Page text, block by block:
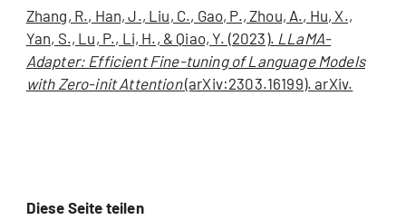
Zhang, R., Han, J., Liu, C., Gao, P., Zhou, A., Hu, X.,
Yan, S., Lu, P., Li, H., & Qiao, Y. (2023). LLaMA-
Adapter: Efficient Fine-tuning of Language Models
with Zero-init Attention(arXiv:2303.16199). arXiv.
Diese Seite teilen